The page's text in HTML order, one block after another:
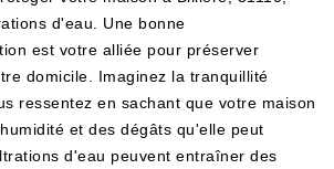
d'eau. Une bonne
est votre alliée pour préserver
domicile. Imaginez la tranquillité
ressentez en sachant que votre maison
et des dégâts qu'elle peut
d'eau peuvent entraîner des